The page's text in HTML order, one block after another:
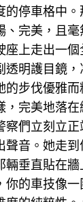
的停車格中
、完美，且
座上走出一
透明護目鏡
的步伐優雅
，完美地落
察們立刻立
聲音。她走
輛垂直貼在
你的車技像一